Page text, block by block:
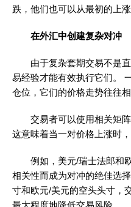
跌，他们也可以从最初的上
在外汇中创建复杂对冲
由于复杂套期交易不是直
易经验才能有效执行它们。
仓位，它们的价格走势往往相
交易者可以使用相关矩阵
这意味着当一对价格上涨时，
例如，美元/瑞士法郎和欧
相关性而成为对冲的绝佳选
寸和欧元/美元的空头头寸，
最大程度地降低交易风险。